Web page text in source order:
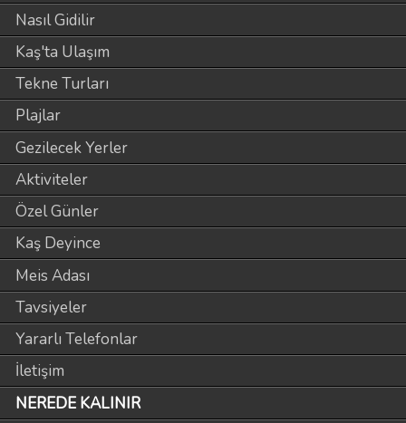
Nasıl Gidilir
Kaş'ta Ulaşım
Tekne Turları
Plajlar
Gezilecek Yerler
Aktiviteler
Özel Günler
Kaş Deyince
Meis Adası
Tavsiyeler
Yararlı Telefonlar
İletişim
NEREDE KALINIR